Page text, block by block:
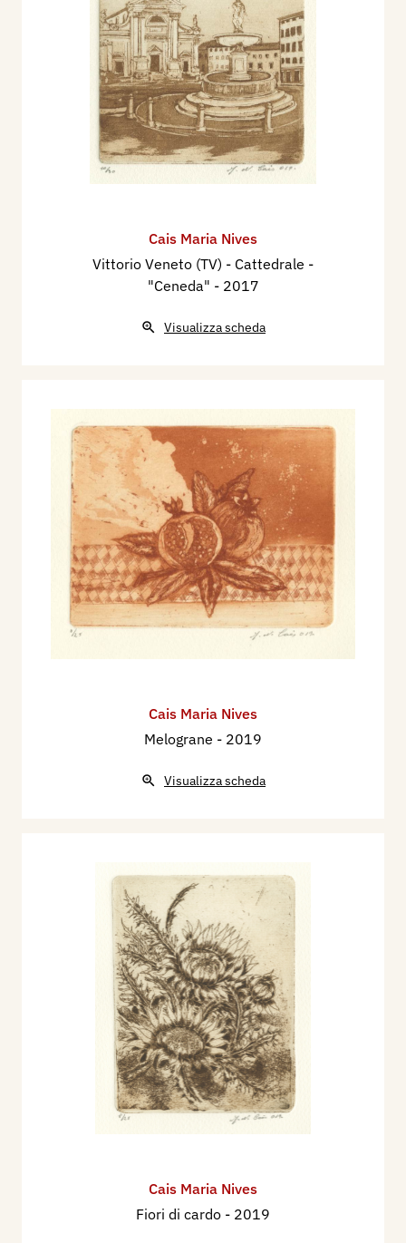
Cais Maria Nives
Vittorio Veneto (TV) - Cattedrale -
"Ceneda" - 2017
Visualizza scheda
Cais Maria Nives
Melograne - 2019
Visualizza scheda
Cais Maria Nives
Fiori di cardo - 2019